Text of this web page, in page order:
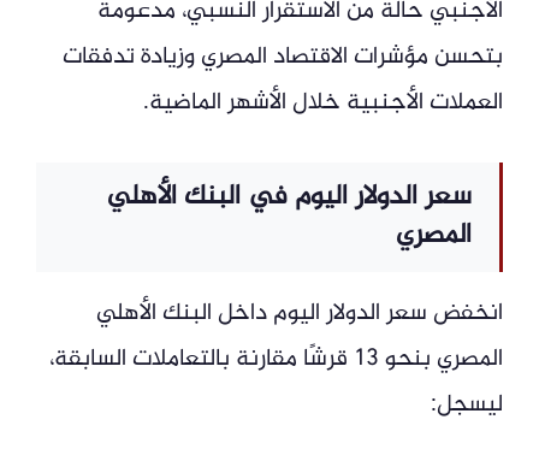
الأجنبي حالة من الاستقرار النسبي، مدعومة
بتحسن مؤشرات الاقتصاد المصري وزيادة تدفقات
العملات الأجنبية خلال الأشهر الماضية.
سعر الدولار اليوم في البنك الأهلي
المصري
انخفض سعر الدولار اليوم داخل البنك الأهلي
المصري بنحو 13 قرشًا مقارنة بالتعاملات السابقة،
ليسجل: